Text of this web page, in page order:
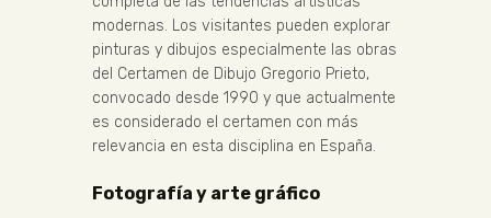
modernas. Los visitantes pueden explorar
pinturas y dibujos especialmente las obras
del Certamen de Dibujo Gregorio Prieto,
convocado desde 1990 y que actualmente
es considerado el certamen con más
relevancia en esta disciplina en España.
Fotografía y arte gráfico